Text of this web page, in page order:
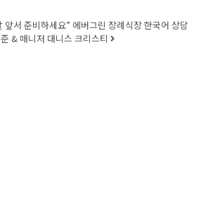
앞서 준비하세요” 에버그린 장례식장 한국어 상담
& 매니저 대니스 크리스티